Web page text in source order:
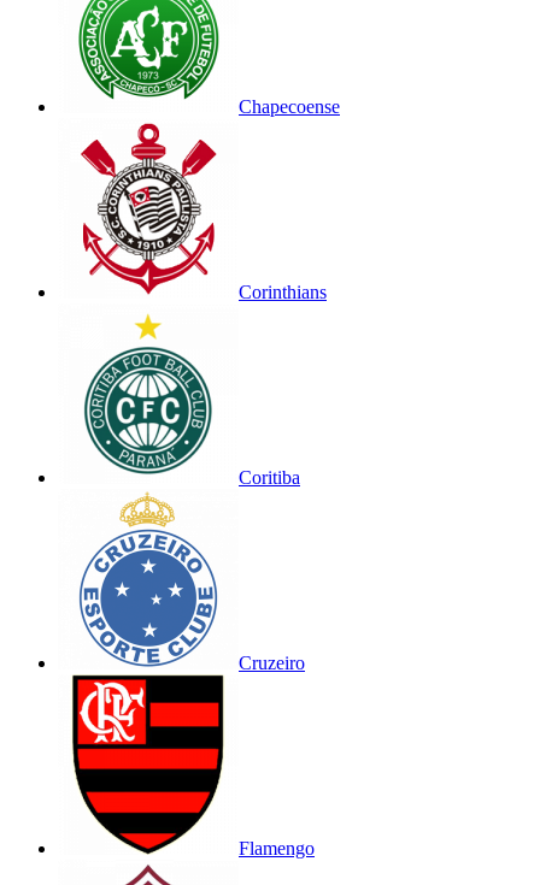
Chapecoense
Corinthians
Coritiba
Cruzeiro
Flamengo